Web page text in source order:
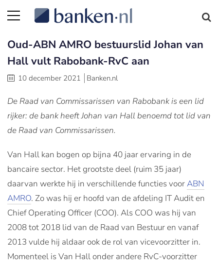
Oud-ABN AMRO bestuurslid Johan van
Hall vult Rabobank-RvC aan
10 december 2021 Banken.nl
De Raad van Commissarissen van Rabobank is een lid
rijker: de bank heeft Johan van Hall benoemd tot lid van
de Raad van Commissarissen.
Van Hall kan bogen op bijna 40 jaar ervaring in de
bancaire sector. Het grootste deel (ruim 35 jaar)
daarvan werkte hij in verschillende functies voorABN
AMRO. Zo was hij er hoofd van de afdeling IT Audit en
Chief Operating Officer (COO). Als COO was hij van
2008 tot 2018 lid van de Raad van Bestuur en vanaf
2013 vulde hij aldaar ook de rol van vicevoorzitter in.
Momenteel is Van Hall onder andere RvC-voorzitter